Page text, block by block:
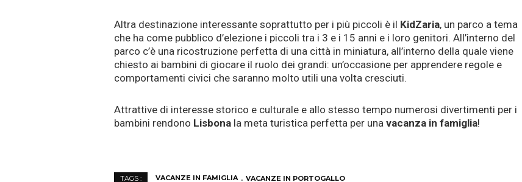
Altra destinazione interessante soprattutto per i più piccoli è il KidZaria, un parco a tema
che ha come pubblico d’elezione i piccoli tra i 3 e i 15 anni e i loro genitori. All’interno del
parco c’è una ricostruzione perfetta di una città in miniatura, all’interno della quale viene
chiesto ai bambini di giocare il ruolo dei grandi: un’occasione per apprendere regole e
comportamenti civici che saranno molto utili una volta cresciuti.
Attrattive di interesse storico e culturale e allo stesso tempo numerosi divertimenti per i
bambini rendono Lisbona la meta turistica perfetta per una vacanza in famiglia!
TAGS : VACANZE IN FAMIGLIA VACANZE IN PORTOGALLO